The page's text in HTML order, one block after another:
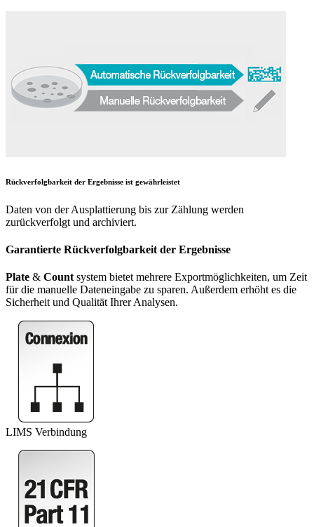
Rückverfolgbarkeit der Ergebnisse ist gewährleistet
Daten von der Ausplattierung bis zur Zählung werden
zurückverfolgt und archiviert.
Garantierte Rückverfolgbarkeit der Ergebnisse
Plate & Count system bietet mehrere Exportmöglichkeiten, um Zeit
für die manuelle Dateneingabe zu sparen. Außerdem erhöht es die
Sicherheit und Qualität Ihrer Analysen.
LIMS Verbindung